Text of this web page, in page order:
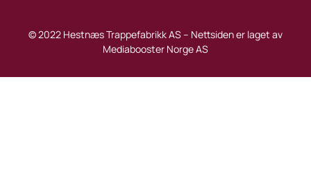
© 2022 Hestnæs Trappefabrikk AS – Nettsiden er laget av
Mediabooster Norge AS